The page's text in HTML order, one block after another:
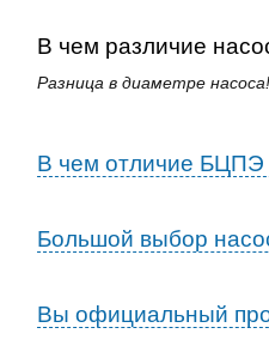
В чем различие
Разница в диаметре
В чем отличие
Большой выбор
Вы официальный